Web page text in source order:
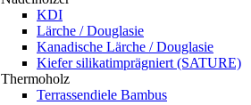
KDI
Lärche / Douglasie
Kanadische Lärche / Douglasie
Kiefer silikatimprägniert (SATURE)
Thermoholz
Terrassendiele Bambus